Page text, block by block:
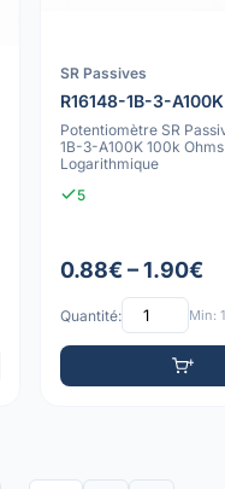
SR Passives
R16148-1B-3-A100K
Potentiomètre SR
1B-3-A100K 100k
Logarithmique
5
0.88€ – 1.90€
Quantité: Min: 1